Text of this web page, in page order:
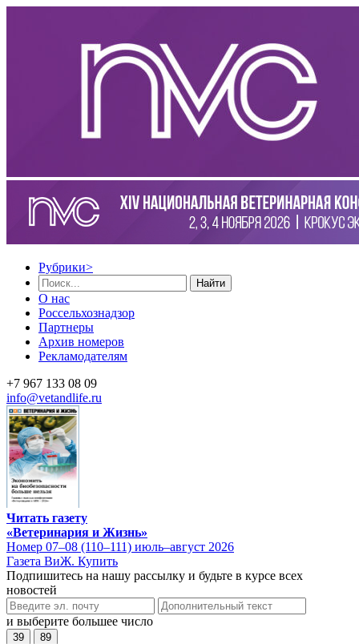
Рубрики>
Найти
О нас
Россельхознадзор
Партнеры
Архив номеров
Рекламодателям
+7 967 133 08 09
info@vetandlife.ru
Читать газету
«Ветеринария и Жизнь»
Номер 07–08 (110–111) июль–август 2026
Газета ВиЖ. Купить
Подпишитесь на нашу рассылку и будьте в курсе всех
новостей
и выберите большее число
39 89